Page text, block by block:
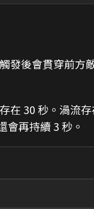
發後會貫穿前方
在 30 秒。渦流
再持續 3 秒。